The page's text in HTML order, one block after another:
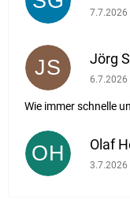
Die
7.7.2026
JS Jörg
Die
6.7.2026
Wie immer schnelle
OH Olaf
Die
3.7.2026